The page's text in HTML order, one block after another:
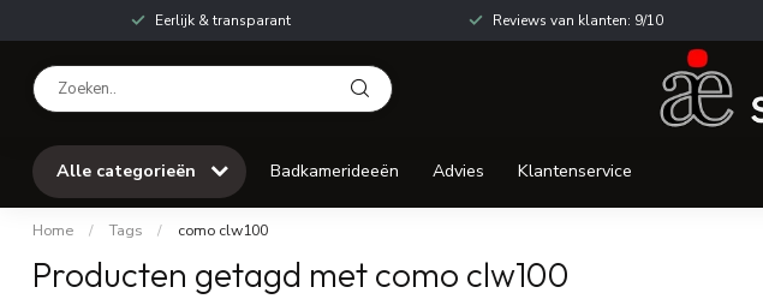
Eerlijk & transparant Reviews van klanten: 9/10
Alle categorieën Badkamerideeën Advies Klantenservice
Home / Tags / como clw100
Producten getagd met como clw100